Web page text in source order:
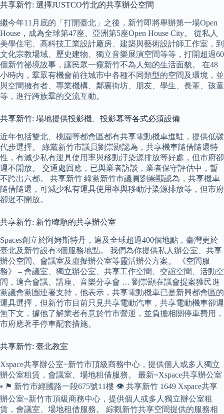
共享新竹: 選擇JUSTCO竹北的共享辦公空間
繼今年11月底的「打開臺北」之後，新竹即將舉辦第一場Open
House，成為全球第47座、亞洲第5座Open House City。 從私人
美學住宅、高科技工業設計廠房、建築與藝術設計師工作室，到
文化宗教場域、歷史建物、獨立音樂展演空間等等，打開超過60
個新竹祕境故事，讓民眾一窺新竹不為人知的生活面貌。 在48
小時內，羣眾有機會前往城市中各種不同類型的空間及環境，並
與空間擁有者、專業機構、鄰裏街坊、朋友、學生、長輩、孩童
等，進行跨族羣的交流互動。
共享新竹: 場地提供投影機、投影幕等各式必須設備
近年包括雙北、桃園等都會區都有共享電動機車進駐，提供低碳
代步選擇。 綠黨新竹市議員劉崇顯認為，共享機車隨借隨還特
性，有減少私有運具使用率與移動汙染源排放等好處，但市府卻
遲不開放。 交通處回應，已與業者訪談，業者保守評估中，暫
不跨出六都。 共享新竹 綠黨新竹市議員劉崇顯認為，共享機車
隨借隨還，可減少私有運具使用率與移動汙染源排放等，但市府
卻遲不開放。
共享新竹: 新竹暐順的共享辦公室
Spaces創立於阿姆斯特丹，遍及全球超過400個地點，臺灣更於
臺北及新竹設有3個服務地點。 我們為你提供私人辦公室、共享
辦公空間、會議室及虛擬辦公室等靈活辦公方案。 《空間服
務》 – 會議室、獨立辦公室、共享工作空間、交誼空間、活動空
間，適合會議、講座、音樂分享會 … 劉崇顯在議會提案獲民進
黨議會黨團連署支持，他表示，共享電動機車已是新興都會區的
運具選擇，但新竹市目前只見共享電動汽車，共享電動機車卻遲
無下文，據他了解業者有意於竹市營運，並負擔相關停車費用，
市府應著手停車配套措施。
共享新竹: 臺北教室
Xspace共享辦公室~新竹市頂級商務中心，提供個人或多人獨立
辦公室租賃，會議室、場地租借服務。 最新~Xspace共享辦公室
▪ ⚑ 新竹市經國路一段675號11樓 👁️‍ 共享新竹 1649 Xspace共享
辦公室~新竹市頂級商務中心，提供個人或多人獨立辦公室租
賃，會議室、場地租借服務。 綜觀新竹共享空間提供的服務相